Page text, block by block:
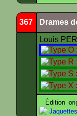
367 Drames
Louis
Édition